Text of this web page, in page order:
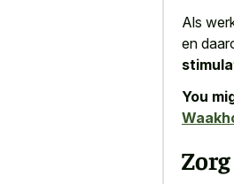
Als
en
You